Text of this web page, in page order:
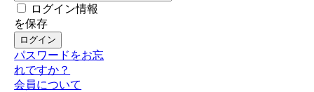
ログイン情報
を保存
パスワードをお忘
れですか？
会員について